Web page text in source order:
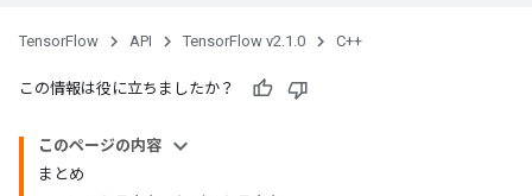
TensorFlow API TensorFlow v2.1.0 C++
この情報は役に立ちましたか？
このページの内容
まとめ